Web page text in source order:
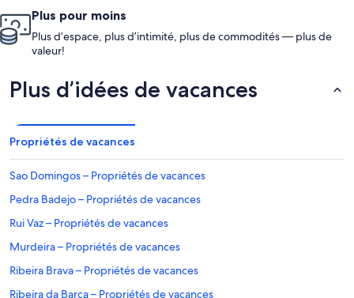
Plus pour moins
Plus d’espace, plus d’intimité, plus de commodités — plus de
valeur!
Plus d’idées de vacances
Propriétés de vacances
Sao Domingos – Propriétés de vacances
Pedra Badejo – Propriétés de vacances
Rui Vaz – Propriétés de vacances
Murdeira – Propriétés de vacances
Ribeira Brava – Propriétés de vacances
Ribeira da Barca – Propriétés de vacances